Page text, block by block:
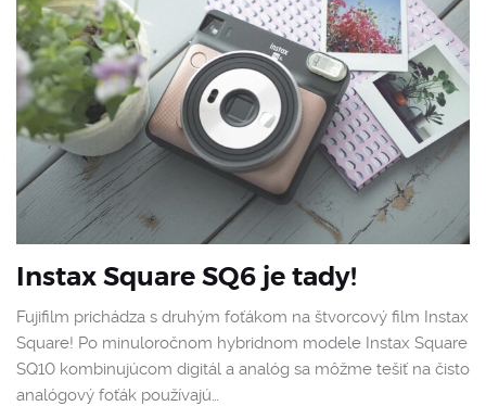
Instax Square SQ6 je tady!
Fujifilm prichádza s druhým foťákom na štvorcový film Instax
Square! Po minuloročnom hybridnom modele Instax Square
SQ10 kombinujúcom digitál a analóg sa môžme tešiť na čisto
analógový foťák používajú…